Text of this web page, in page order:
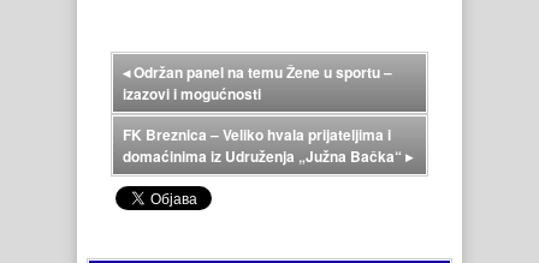
◂Održan panel na temu Žene u sportu –
izazovi i mogućnosti
FK Breznica – Veliko hvala prijateljima i
domaćinima iz Udruženja „Južna Bačka“▸